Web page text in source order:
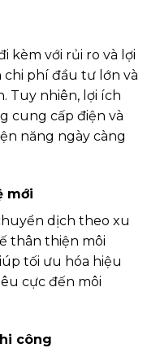
kèm với rủi ro và lợi
chi phí đầu tư lớn và
Tuy nhiên, lợi ích
cung cấp điện và
năng ngày càng
mới
dịch theo xu
thân thiện môi
tối ưu hóa hiệu
cực đến môi
công